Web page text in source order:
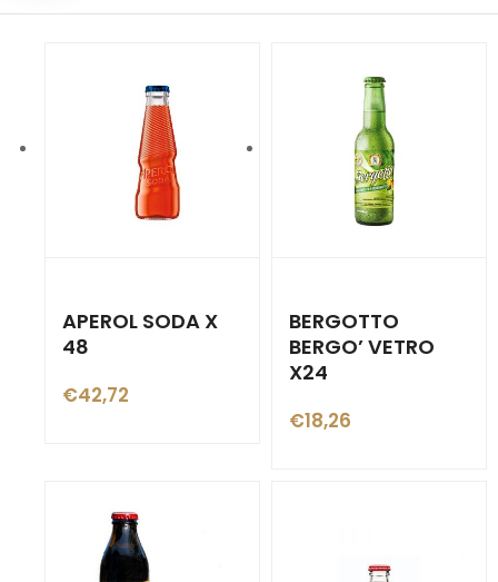
APEROL SODA X
48
€42,72
BERGOTTO
BERGO’ VETRO
X24
€18,26